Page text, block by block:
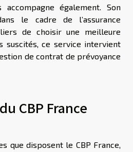
également. Son
le cadre de l’assurance
de choisir une meilleure
suscités, ce service intervient
de contrat de prévoyance
CBP France
que disposent le CBP France,